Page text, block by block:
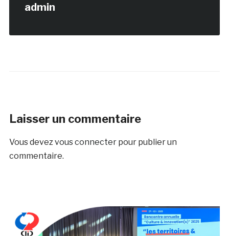
admin
Laisser un commentaire
Vous devez vous connecterpour publier un
commentaire.